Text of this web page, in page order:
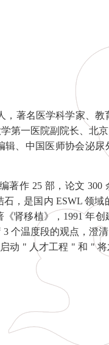
著名医学科学家、
第一医院副院长、北
、中国医师协会泌
作 25 部，论文 300
，是国内 ESWL 领域
肾移植》，1991 年
个温度段的观点，澄
动 " 人才工程 " 和 "